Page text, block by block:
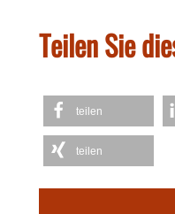
Teilen Sie
teilen
teilen